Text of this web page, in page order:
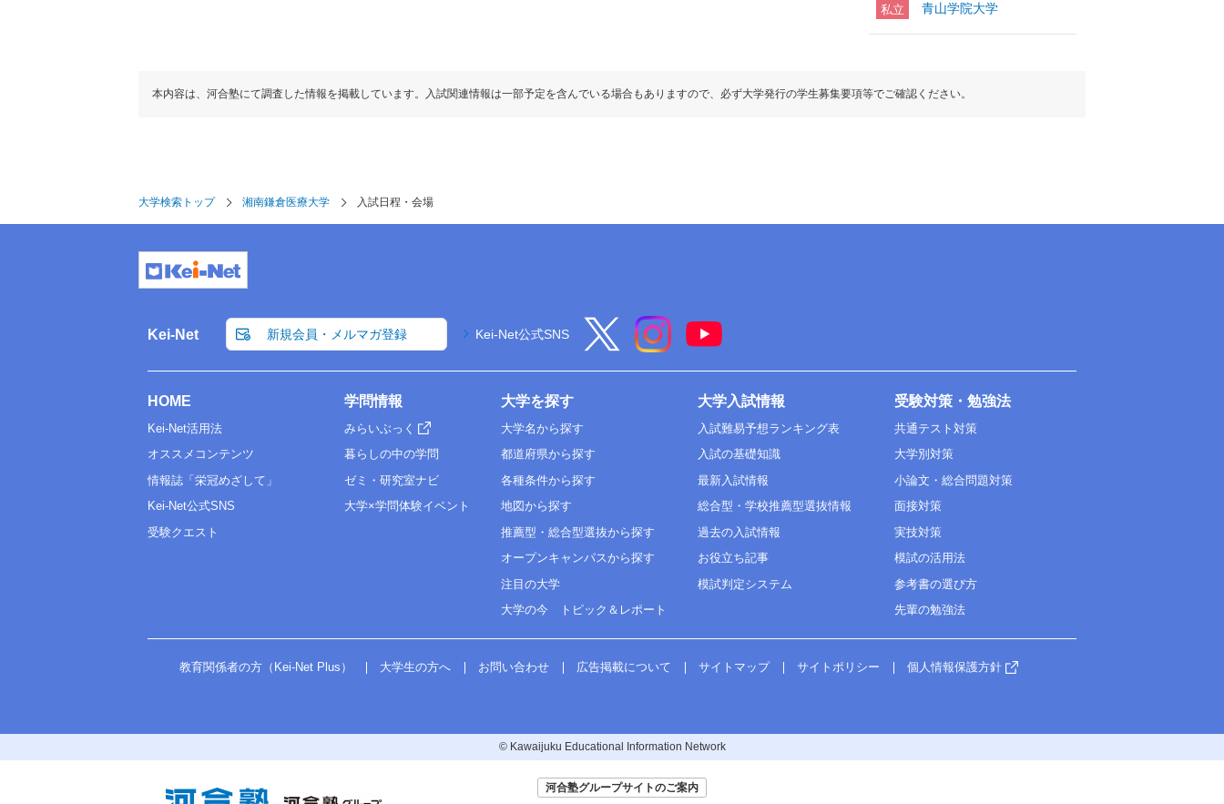
私立 青山学院大学
本内容は、河合塾にて調査した情報を掲載しています。入試関連情報は一部予定を含んでいる場合もありますので、必ず大学発行の学生募集要項等でご確認ください。
大学検索トップ 湘南鎌倉医療大学 入試日程・会場
Kei-Net 新規会員・メルマガ登録 Kei-Net公式SNS
HOME
Kei-Net活用法
オススメコンテンツ
情報誌「栄冠めざして」
Kei-Net公式SNS
受験クエスト
学問情報
みらいぶっく
暮らしの中の学問
ゼミ・研究室ナビ
大学×学問体験イベント
大学を探す
大学名から探す
都道府県から探す
各種条件から探す
地図から探す
推薦型・総合型選抜から探す
オープンキャンパスから探す
注目の大学
大学の今 トピック＆レポート
大学入試情報
入試難易予想ランキング表
入試の基礎知識
最新入試情報
総合型・学校推薦型選抜情報
過去の入試情報
お役立ち記事
模試判定システム
受験対策・勉強法
共通テスト対策
大学別対策
小論文・総合問題対策
面接対策
実技対策
模試の活用法
参考書の選び方
先輩の勉強法
教育関係者の方（Kei-Net Plus） 大学生の方へ お問い合わせ 広告掲載について サイトマップ サイトポリシー 個人情報保護方針
© Kawaijuku Educational Information Network
河合塾グループサイトのご案内